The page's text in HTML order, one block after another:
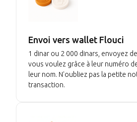
Envoi vers wallet Flouci
1 dinar ou 2 000 dinars, envoyez
vous voulez grâce à leur numéro
leur nom. N'oubliez pas la petite
transaction.